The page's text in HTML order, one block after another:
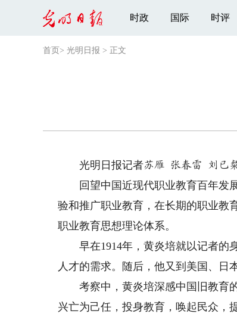
时政 国际 时评
首页 > 光明日报 > 正文
光明日报记者苏雁 张春雷 刘已
回望中国近现代职业教育百年发展
验和推广职业教育，在长期的职业教
职业教育思想理论体系。
早在1914年，黄炎培就以记者的
人才的需求。随后，他又到美国、日
考察中，黄炎培深感中国旧教育的
兴亡为己任，投身教育，唤起民众，